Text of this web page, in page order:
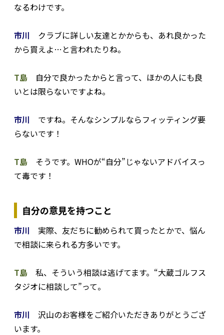
なるわけです。
市川 クラブに詳しい友達とかからも、あれ良かった
から買えよ…と言われたりね。
T島 自分で良かったからと言って、ほかの人にも良
いとは限らないですよね。
市川 ですね。そんなシンプルならフィッティング要
らないです！
T島 そうです。WHOが“自分”じゃないアドバイスっ
て毒です！
自分の意見を持つこと
市川 実際、友だちに勧められて買ったとかで、悩ん
で相談に来られる方多いです。
T島 私、そういう相談は逃げてます。“大蔵ゴルフス
タジオに相談して”って。
市川 沢山のお客様をご紹介いただきありがとうござ
います。